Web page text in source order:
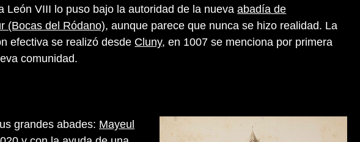
León VIII lo puso bajo la autoridad de la nuevaabadía de
(Bocas del Ródano), aunque parece que nunca se hizo realidad. La
efectiva se realizó desde Cluny, en 1007 se menciona por primera
comunidad.
grandes abades: Mayeul